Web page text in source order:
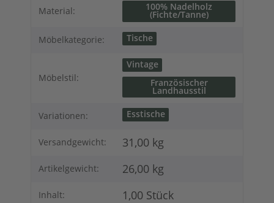
Material: 100% Nadelholz
(Fichte/Tanne)
Möbelkategorie: Tische
Möbelstil:
Vintage
Französischer
Landhausstil
Variationen: Esstische
Versandgewicht: 31,00 kg
Artikelgewicht: 26,00 kg
Inhalt: 1,00 Stück